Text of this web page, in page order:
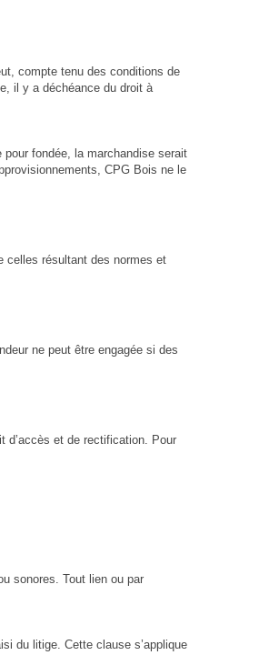
compte tenu des conditions de
il y a déchéance du droit à
fondée, la marchandise serait
CPG Bois ne le
celles résultant des normes et
ne peut être engagée si des
d’accès et de rectification. Pour
sonores. Tout lien ou par
du litige. Cette clause s’applique